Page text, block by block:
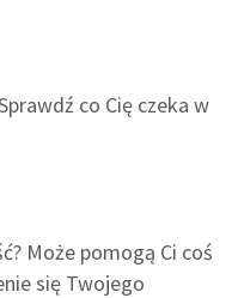
co Cię czeka w
Może pomogą Ci coś
się Twojego